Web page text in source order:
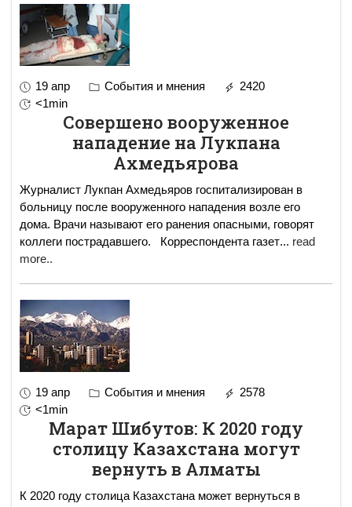
19 апр События и мнения
2420
<1min
Совершено вооруженное
нападение на Лукпана
Ахмедьярова
Журналист Лукпан Ахмедьяров госпитализирован в
больницу после вооруженного нападения возле его
дома. Врачи называют его ранения опасными, говорят
коллеги пострадавшего. Корреспондента газет... read
more..
19 апр События и мнения
2578
<1min
Марат Шибутов: К 2020 году
столицу Казахстана могут
вернуть в Алматы
К 2020 году столица Казахстана может вернуться в